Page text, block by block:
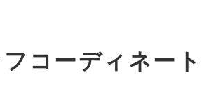
コーディネート